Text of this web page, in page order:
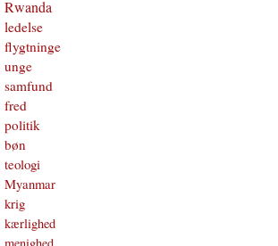
Rwanda
ledelse
flygtninge
unge
samfund
fred
politik
bøn
teologi
Myanmar
krig
kærlighed